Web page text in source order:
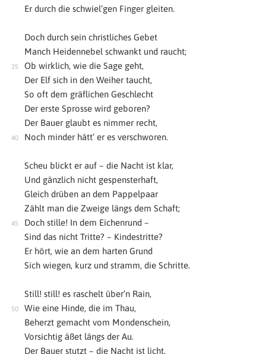
Er durch die schwiel’gen Finger gleiten.
Doch durch sein christliches Gebet
Manch Heidennebel schwankt und raucht;
Ob wirklich, wie die Sage geht,
Der Elf sich in den Weiher taucht,
So oft dem gräflichen Geschlecht
Der erste Sprosse wird geboren?
Der Bauer glaubt es nimmer recht,
Noch minder hätt‘ er es verschworen.
Scheu blickt er auf – die Nacht ist klar,
Und gänzlich nicht gespensterhaft,
Gleich drüben an dem Pappelpaar
Zählt man die Zweige längs dem Schaft;
Doch stille! In dem Eichenrund –
Sind das nicht Tritte? – Kindestritte?
Er hört, wie an dem harten Grund
Sich wiegen, kurz und stramm, die Schritte.
Still! still! es raschelt über’n Rain,
Wie eine Hinde, die im Thau,
Beherzt gemacht vom Mondenschein,
Vorsichtig äßet längs der Au.
Der Bauer stutzt – die Nacht ist licht,